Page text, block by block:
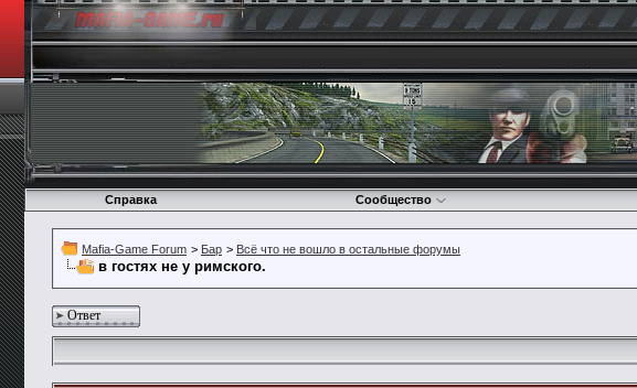
Справка Сообщество
Mafia-Game Forum > Бар > Всё что не вошло в остальные форумы
в гостях не у римского.
Ответ